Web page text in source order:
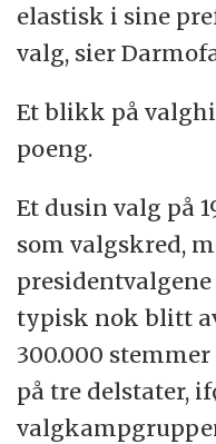
elastisk i sine
valg, sier
Et blikk på
poeng.
Et dusin valg på
som valgskred,
typisk nok blitt
300.000
på tre delstater,